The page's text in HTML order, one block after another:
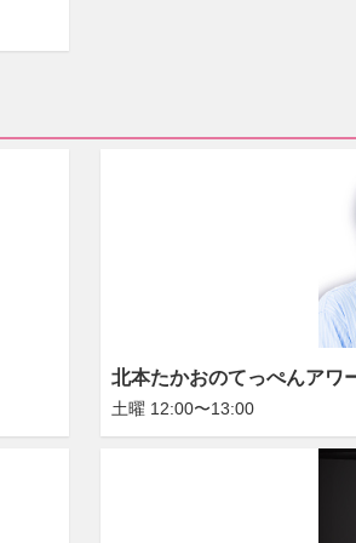
北本たかおのてっぺんアワ
土曜 12:00〜13:00